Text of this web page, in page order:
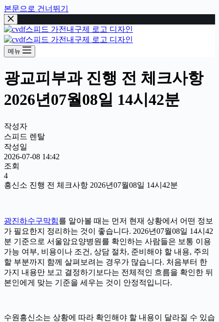
본문으로 건너뛰기
메뉴
광교피부과 진행 전 체크사항
2026년07월08일 14시42분
작성자
스피드 렌탈
작성일
2026-07-08 14:42
조회
4
흥신소 진행 전 체크사항 2026년07월08일 14시42분
광진하수구막힘를 알아볼 때는 먼저 현재 상황에서 어떤 정보
가 필요한지 정리하는 것이 좋습니다. 2026년07월08일 14시42
분 기준으로 서울암요양병원를 확인하는 사람들은 보통 이용
가능 여부, 비용이나 조건, 상담 절차, 준비해야 할 내용, 주의
할 부분까지 함께 살펴보려는 경우가 많습니다. 처음부터 한
가지 내용만 보고 결정하기보다는 전체적인 흐름을 확인한 뒤
본인에게 맞는 기준을 세우는 것이 안정적입니다.
수원흥신소는 상황에 따라 확인해야 할 내용이 달라질 수 있습